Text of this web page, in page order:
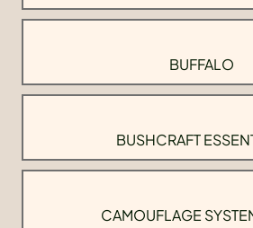
BUFFALO
BUSHCRAFT
CAMOUFLAGE